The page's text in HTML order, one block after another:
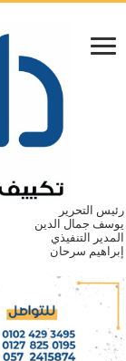
رئيس التحرير
يوسف جمال الدين
المدير التنفيذي
إبراهيم سرحان